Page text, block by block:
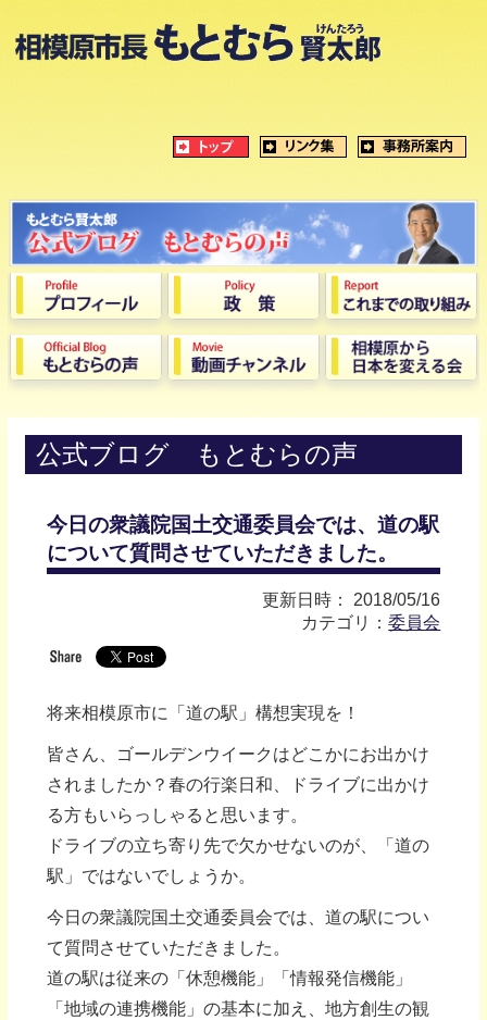
公式ブログ もとむらの声
今日の衆議院国土交通委員会では、道の駅
について質問させていただきました。
更新日時： 2018/05/16
カテゴリ：委員会
将来相模原市に「道の駅」構想実現を！
皆さん、ゴールデンウイークはどこかにお出かけ
されましたか？春の行楽日和、ドライブに出かけ
る方もいらっしゃると思います。
ドライブの立ち寄り先で欠かせないのが、「道の
駅」ではないでしょうか。
今日の衆議院国土交通委員会では、道の駅につい
て質問させていただきました。
道の駅は従来の「休憩機能」「情報発信機能」
「地域の連携機能」の基本に加え、地方創生の観